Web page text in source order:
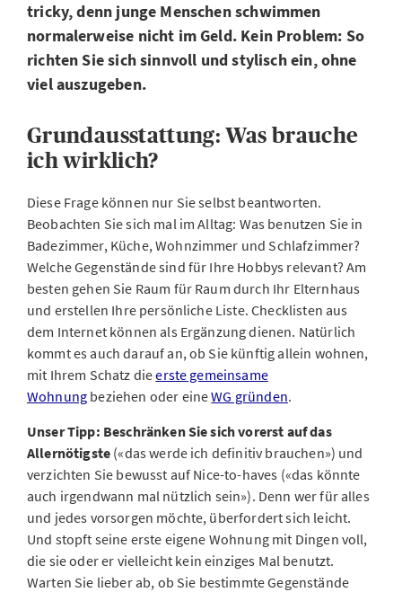
tricky, denn junge Menschen schwimmen
normalerweise nicht im Geld. Kein Problem: So
richten Sie sich sinnvoll und stylisch ein, ohne
viel auszugeben.
Grundausstattung: Was brauche
ich wirklich?
Diese Frage können nur Sie selbst beantworten.
Beobachten Sie sich mal im Alltag: Was benutzen Sie in
Badezimmer, Küche, Wohnzimmer und Schlafzimmer?
Welche Gegenstände sind für Ihre Hobbys relevant? Am
besten gehen Sie Raum für Raum durch Ihr Elternhaus
und erstellen Ihre persönliche Liste. Checklisten aus
dem Internet können als Ergänzung dienen. Natürlich
kommt es auch darauf an, ob Sie künftig allein wohnen,
mit Ihrem Schatz dieerste gemeinsame
Wohnung beziehen oder eineWG gründen.
Unser Tipp: Beschränken Sie sich vorerst auf das
Allernötigste («das werde ich definitiv brauchen») und
verzichten Sie bewusst auf Nice-to-haves («das könnte
auch irgendwann mal nützlich sein»). Denn wer für alles
und jedes vorsorgen möchte, überfordert sich leicht.
Und stopft seine erste eigene Wohnung mit Dingen voll,
die sie oder er vielleicht kein einziges Mal benutzt.
Warten Sie lieber ab, ob Sie bestimmte Gegenstände